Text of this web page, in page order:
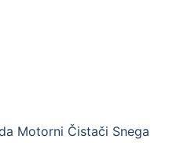
Motorni Čistači Snega